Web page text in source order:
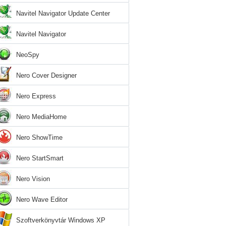
Navitel Navigator Update Center
Navitel Navigator
NeoSpy
Nero Cover Designer
Nero Express
Nero MediaHome
Nero ShowTime
Nero StartSmart
Nero Vision
Nero Wave Editor
Szoftverkönyvtár Windows XP